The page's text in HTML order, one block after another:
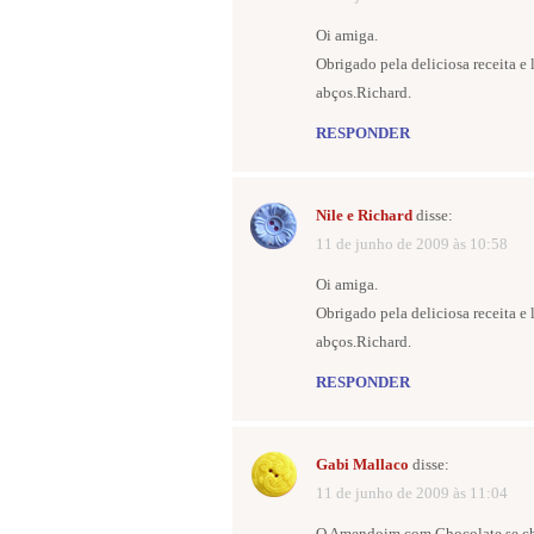
Oi amiga.
Obrigado pela deliciosa receita e
abços.Richard.
RESPONDER
Nile e Richard disse:
11 de junho de 2009 às 10:58
Oi amiga.
Obrigado pela deliciosa receita e
abços.Richard.
RESPONDER
Gabi Mallaco disse:
11 de junho de 2009 às 11:04